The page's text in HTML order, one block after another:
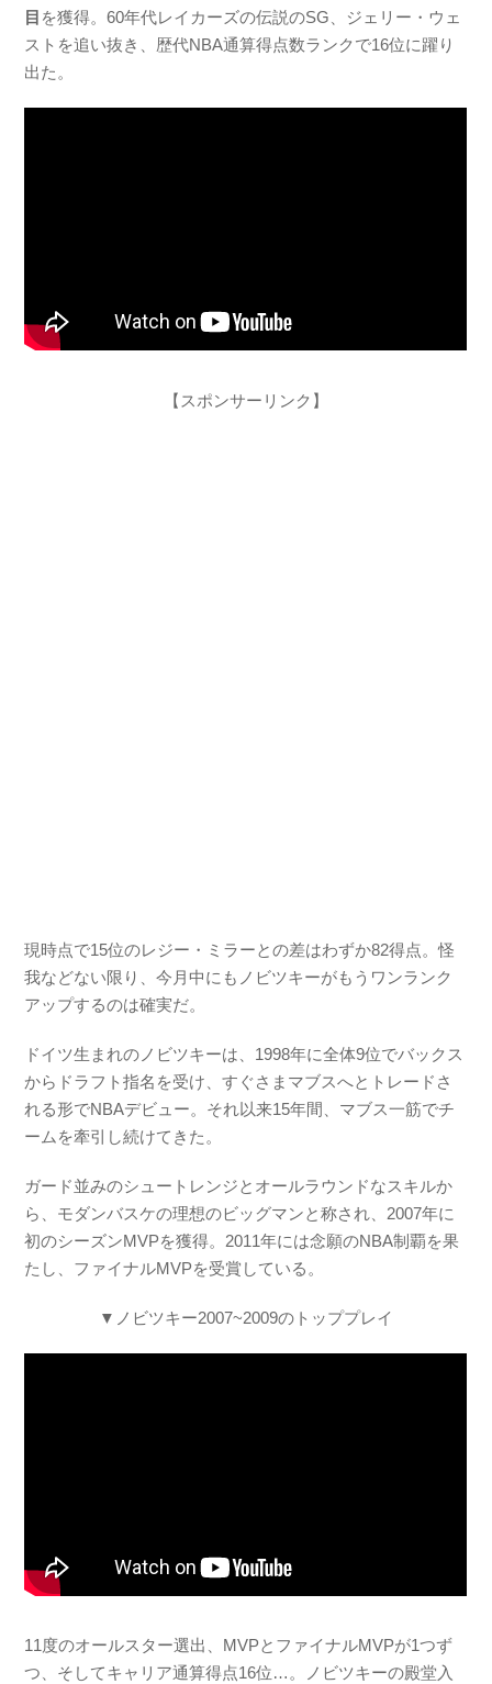
o
目 を獲得。60年代レイカーズの伝説のSG、ジェリー・ウェ
ストを追い抜き、歴代NBA通算得点数ランクで16位に躍り
出た。
【スポンサーリンク】
現時点で15位のレジー・ミラーとの差はわずか82得点。怪
我などない限り、今月中にもノビツキーがもうワンランク
アップするのは確実だ。
ドイツ生まれのノビツキーは、1998年に全体9位でバックス
からドラフト指名を受け、すぐさまマブスへとトレードさ
れる形でNBAデビュー。それ以来15年間、マブス一筋でチ
ームを牽引し続けてきた。
ガード並みのシュートレンジとオールラウンドなスキルか
ら、モダンバスケの理想のビッグマンと称され、2007年に
初のシーズンMVPを獲得。2011年には念願のNBA制覇を果
たし、ファイナルMVPを受賞している。
▼ノビツキー2007~2009のトッププレイ
11度のオールスター選出、MVPとファイナルMVPが1つず
つ、そしてキャリア通算得点16位…。ノビツキーの殿堂入